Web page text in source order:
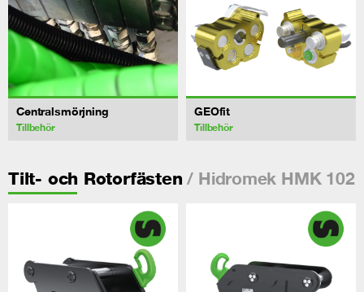
Centralsmörjning
Tillbehör
GEOfit
Tillbehör
Tilt- och Rotorfästen / Hidromek HMK 102